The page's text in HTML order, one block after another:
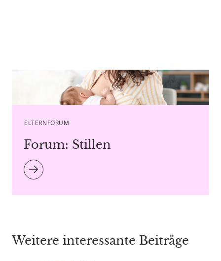
Caption Pixel-Shot - Copyright agency stock.adobe.com
ELTERNFORUM
Forum: Stillen
Weitere interessante Beiträge